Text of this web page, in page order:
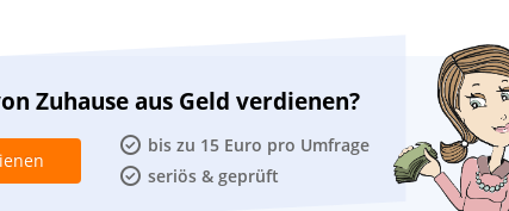
Zuhause aus Geld verdienen?
bis zu 15 Euro pro Umfrage
seriös & geprüft